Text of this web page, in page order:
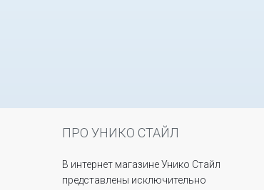
ПРО УНИКО СТАЙЛ
В интернет магазине Унико Стайл
представлены исключительно